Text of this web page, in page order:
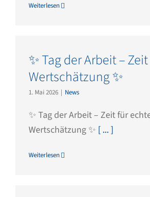
Weiterlesen
✨ Tag der Arbeit –
Wertschätzung ✨
1. Mai 2026 | News
✨ Tag der Arbeit – Zeit für
Wertschätzung ✨ [ ... ]
Weiterlesen